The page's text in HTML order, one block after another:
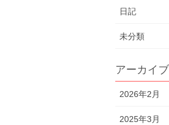
日記
未分類
アーカイブ
2026年2月
2025年3月